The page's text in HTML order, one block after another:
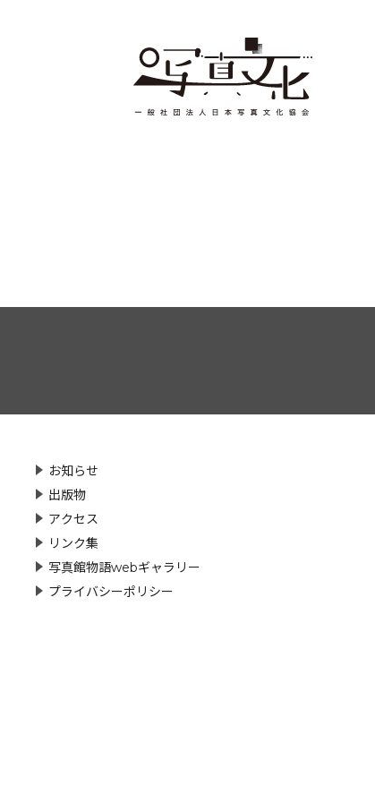
お知らせ
出版物
アクセス
リンク集
写真館物語webギャラリー
プライバシーポリシー